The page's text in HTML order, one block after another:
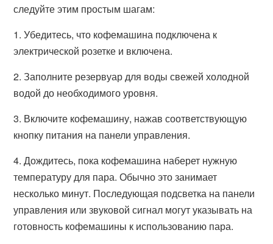
следуйте этим простым шагам:
1. Убедитесь, что кофемашина подключена к
электрической розетке и включена.
2. Заполните резервуар для воды свежей холодной
водой до необходимого уровня.
3. Включите кофемашину, нажав соответствующую
кнопку питания на панели управления.
4. Дождитесь, пока кофемашина наберет нужную
температуру для пара. Обычно это занимает
несколько минут. Последующая подсветка на панели
управления или звуковой сигнал могут указывать на
готовность кофемашины к использованию пара.